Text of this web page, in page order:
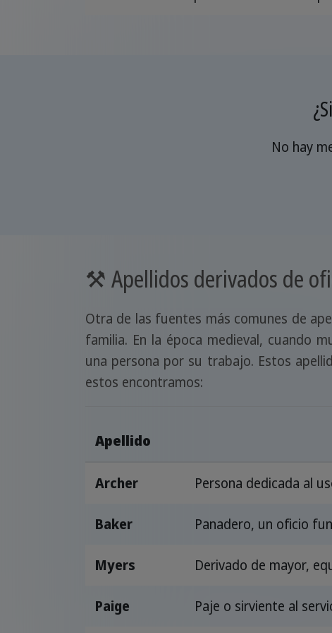
No hay
⚒️ Apellidos derivados de
Otra de las fuentes más comunes de
familia. En la época medieval, cuando
una persona por su trabajo. Estos
estos encontramos:
Apellido
Archer Persona dedicada al
Baker Panadero, un oficio
Myers Derivado de mayor,
Paige Paje o sirviente al